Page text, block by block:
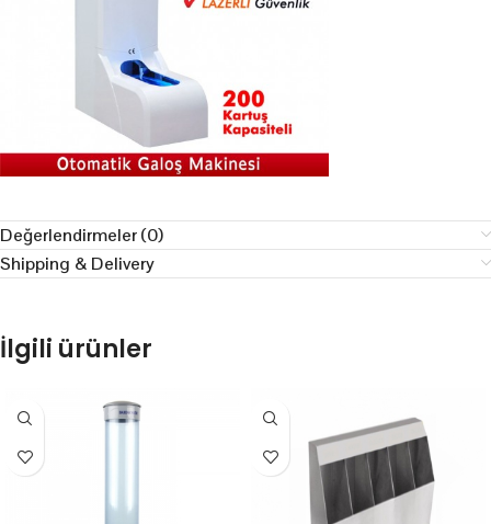
Değerlendirmeler (0)
Shipping & Delivery
İlgili ürünler